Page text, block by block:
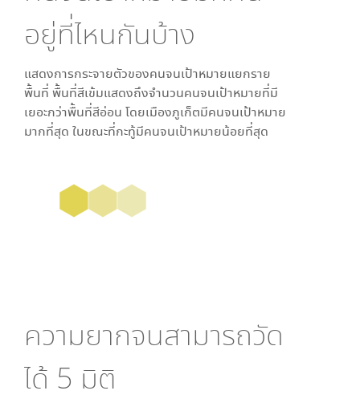
อยู่ที่ไหนกันบ้าง
แสดงการกระจายตัวของคนจนเป้าหมายแยกราย
พื้นที่ พื้นที่สีเข้มแสดงถึงจำนวนคนจนเป้าหมายที่มี
เยอะกว่าพื้นที่สีอ่อน โดยเมืองภูเก็ตมีคนจนเป้าหมาย
มากที่สุด ในขณะที่กะทู้มีคนจนเป้าหมายน้อยที่สุด
ความยากจนสามารถวัด
ได้ 5 มิติ